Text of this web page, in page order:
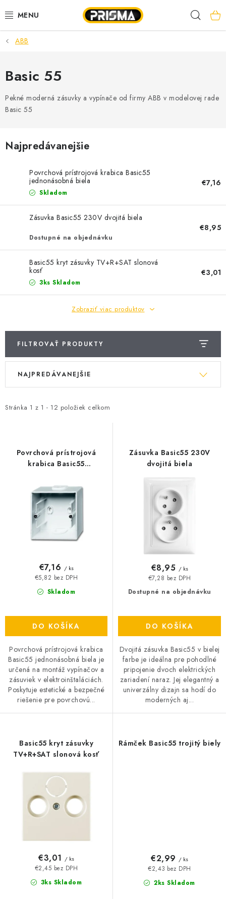
na
O NÁS
ČINNOSTI
REFERENCIE
KARIÉRA
VÝPREDAJ
B2B SEKCIA
AKCIE
LED PÁSY
MODULÁRNE PRÍSTROJE
KÁBLE A VODIČE
SVORKY, ROZBOČOVAČE A OSTATNÉ
ELEKTRICKÉ VYKUROVANIE A VENTILÁCIA
NÁRADIE A KOTVIACI MATERIÁL
SVIETIDLÁ A SVETELNÉ ZDROJE
ÚLOŽNÝ MATERIÁL
ZÁSUVKY A VYPÍNAČE
ELEKTROMEROVÉ ROZVÁDZAČE
Obchodné podmienky
Ochrana osobných údajov
Reklamačný poriadok
Kontakt
ABB
Basic 55
Pekné moderná zásuvky a vypínače od firmy ABB v modelovej rade
Basic 55
Najpredávanejšie
Povrchová prístrojová krabica Basic55
jednonásobná biela
Skladom
€7,16
Zásuvka Basic55 230V dvojitá biela
Dostupné na objednávku
€8,95
Basic55 kryt zásuvky TV+R+SAT slonová
kosť
3ks Skladom
€3,01
Zobraziť viac produktov
FILTROVAŤ PRODUKTY
V
i
Stránka 1 z 1 - 12 položiek celkom
R
e
NAJPREDÁVANEJŠIE
Povrchová prístrojová
krabica Basic55
Skladom
€5,82 bez DPH
€7,16 / ks
DO KOŠÍKA
Povrchová prístrojová krabica
Basic55 jednonásobná biela je
určená na montáž vypínačov a
zásuviek v elektroinštaláciách.
Poskytuje estetické a bezpečné
riešenie pre povrchovú...
Zásuvka Basic55 230V
dvojitá biela
Dostupné na objednávku
€7,28 bez DPH
€8,95 / ks
DO KOŠÍKA
Dvojitá zásuvka Basic55 v bielej
farbe je ideálna pre pohodlné
pripojenie dvoch elektrických
zariadení naraz. Jej elegantný a
univerzálny dizajn sa hodí do
moderných aj...
Basic55 kryt zásuvky
TV+R+SAT slonová kosť
3ks Skladom
€2,45 bez DPH
€3,01 / ks
Rámček Basic55 trojitý biely
2ks Skladom
€2,43 bez DPH
€2,99 / ks